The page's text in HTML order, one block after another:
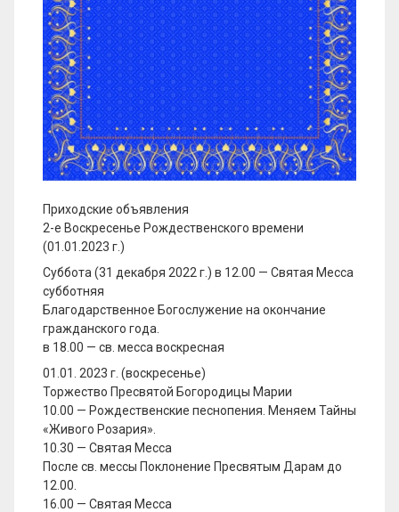
Приходские объявления
2-е Воскресенье Рождественского времени
(01.01.2023 г.)
Суббота (31 декабря 2022 г.) в 12.00 — Святая Месса
субботняя
Благодарственное Богослужение на окончание
гражданского года.
в 18.00 — св. месса воскресная
01.01. 2023 г. (воскресенье)
Торжество Пресвятой Богородицы Марии
10.00 — Рождественские песнопения. Меняем Тайны
«Живого Розария».
10.30 — Святая Месса
После св. мессы Поклонение Пресвятым Дарам до
12.00.
16.00 — Святая Месса